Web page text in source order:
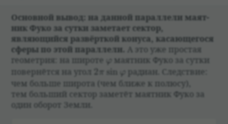
Основ­ной вывод: на дан­ной парал­лели маят­
ник Фуко за сутки заме­тает сек­тор,
являющийся раз­вёрт­кой конуса, касающегося
сферы по этой парал­лели.
А это уже про­стая
геомет­рия: на широте \varphi
φ
маят­ник Фуко за сутки
повер­нётся на угол 2\pi\sin\varphi
π s n φ
радиан. След­ствие:
чем больше широта (чем ближе к полюсу),
тем больший сек­тор заме­тёт маят­ник Фуко за
один обо­рот Земли.